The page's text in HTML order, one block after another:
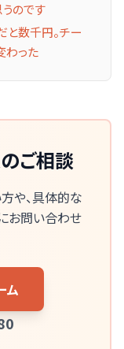
うのです
と数千円。チー
わった
ご相談
や、具体的な
お問い合わせ
ム